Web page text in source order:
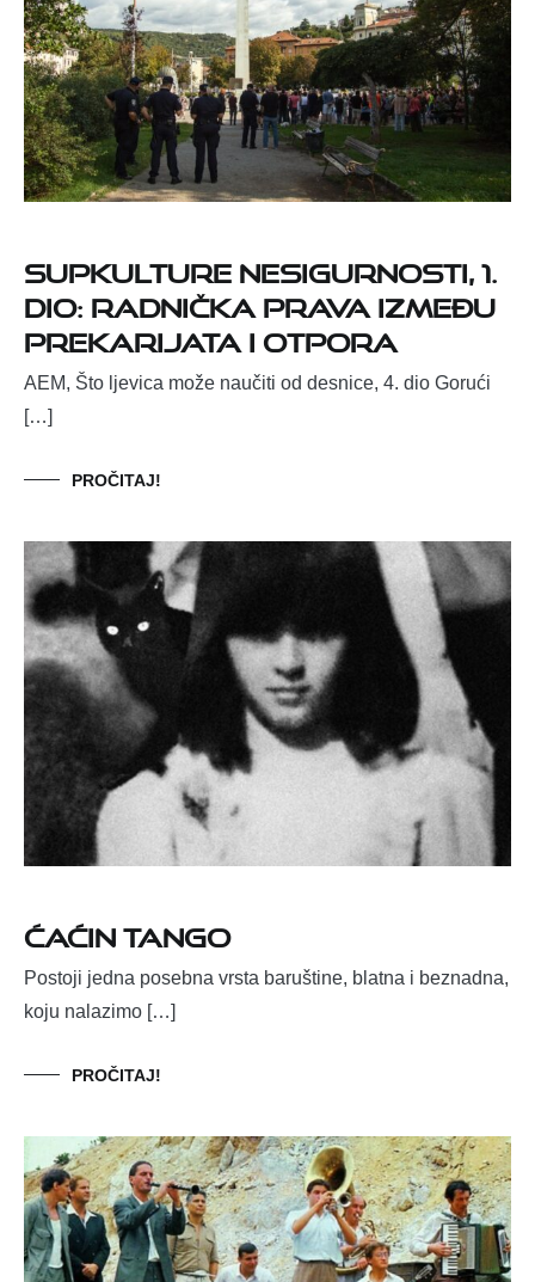
Supkulture nesigurnosti, 1.
dio: radnička prava između
prekarijata i otpora
AEM, Što ljevica može naučiti od desnice, 4. dio Gorući
[…]
PROČITAJ!
Ćaćin tango
Postoji jedna posebna vrsta baruštine, blatna i beznadna,
koju nalazimo […]
PROČITAJ!